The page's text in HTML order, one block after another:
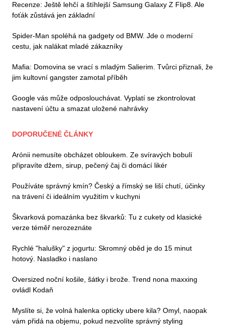
Recenze: Ještě lehčí a štíhlejší Samsung Galaxy Z Flip8. Ale
foťák zůstává jen základní
Spider-Man spoléhá na gadgety od BMW. Jde o moderní
cestu, jak nalákat mladé zákazníky
Mafia: Domovina se vrací s mladým Salierim. Tvůrci přiznali, že
jim kultovní gangster zamotal příběh
Google vás může odposlouchávat. Vyplatí se zkontrolovat
nastavení účtu a smazat uložené nahrávky
DOPORUČENÉ ČLÁNKY
Arónii nemusíte obcházet obloukem. Ze svíravých bobulí
připravíte džem, sirup, pečený čaj či domácí likér
Používáte správný kmín? Český a římský se liší chutí, účinky
na trávení či ideálním využitím v kuchyni
Škvarková pomazánka bez škvarků: Tu z cukety od klasické
verze téměř nerozeznáte
Rychlé "halušky" z jogurtu: Skromný oběd je do 15 minut
hotový. Nasladko i naslano
Oversized noční košile, šátky i brože. Trend nona maxxing
ovládl Kodaň
Myslíte si, že volná halenka opticky ubere kila? Omyl, naopak
vám přidá na objemu, pokud nezvolíte správný styling